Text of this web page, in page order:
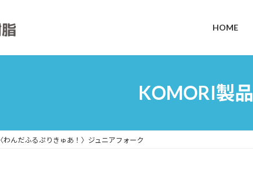
HOME
KOMORI製品
〈わんだふるぷりきゅあ！〉ジュニアフォーク